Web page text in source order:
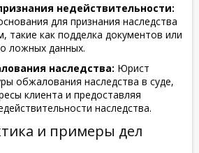
недействительности:
для признания наследства
такие как подделка документов или
ложных данных.
наследства: Юрист
обжалования наследства в суде,
клиента и предоставляя
наследства.
и примеры дел